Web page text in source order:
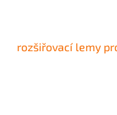
rozšiřovací lemy